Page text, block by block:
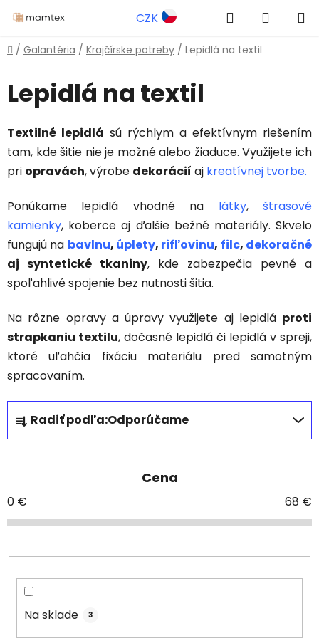
na
obsah
CZK Hľadať
KOŠÍK
Domov
/ Galantéria / Krajčírske potreby / Lepidlá na textil
Lepidlá na textil
Textilné lepidlá sú rýchlym a efektívnym riešením
tam, kde šitie nie je možné alebo žiaduce. Využijete ich
pri opravách, výrobe dekorácií aj kreatívnej tvorbe.
Ponúkame lepidlá vhodné na látky,štrasové
kamienky, koberce aj ďalšie bežné materiály. Skvelo
fungujú na bavlnu, úplety, rifľovinu, filc, dekoračné
aj syntetické tkaniny, kde zabezpečia pevné a
spoľahlivé spojenie bez nutnosti šitia.
Na rôzne opravy a úpravy využijete aj lepidlá proti
strapkaniu textilu, dočasné lepidlá či lepidlá v spreji,
ktoré uľahčia fixáciu materiálu pred samotným
spracovaním.
R
a
d
i
e
r
o
Radiť podľa:Odporúčame
Cena
0 € 68 €
Na sklade 3